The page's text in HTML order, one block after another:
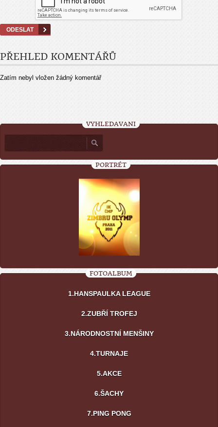
PŘEHLED KOMENTÁŘŮ
Zatím nebyl vložen žádný komentář
VYHLEDÁVÁNÍ
PORTRÉT
FOTOALBUM
1.HANSPAULKA LEAGUE
2.ZUBŘÍ TROFEJ
3.NÁRODNOSTNÍ MENŠINY
4.TURNAJE
5.AKCE
6.ŠACHY
7.PING PONG